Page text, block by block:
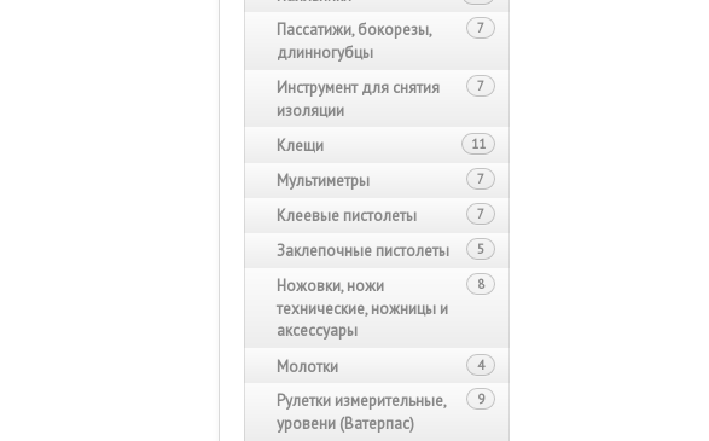
7
Пассатижи, бокорезы,
длинногубцы
7
Инструмент для снятия
изоляции
11
Клещи
7
Мультиметры
7
Клеевые пистолеты
5
Заклепочные пистолеты
8
Ножовки, ножи
технические, ножницы и
аксессуары
4
Молотки
9
Рулетки измерительные,
уровени (Ватерпас)